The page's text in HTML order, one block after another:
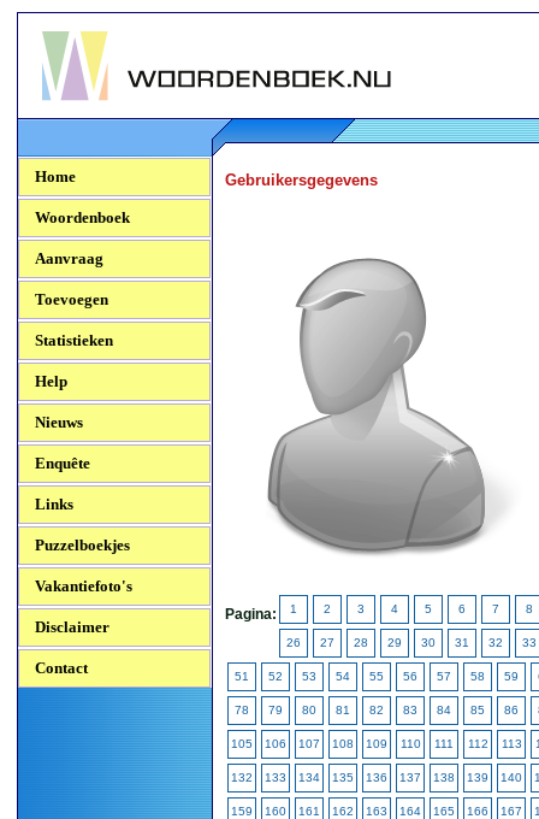
Woordenboek.NU
Home
Woordenboek
Aanvraag
Toevoegen
Statistieken
Help
Nieuws
Enquête
Links
Puzzelboekjes
Vakantiefoto's
Disclaimer
Contact
Gebruikersgegevens
Pagina: 1 2 3 4 5 6 7 8
26 27 28 29 30 31 32 33
51 52 53 54 55 56 57 58 59
78 79 80 81 82 83 84 85 86
105 106 107 108 109 110 111 112 113
132 133 134 135 136 137 138 139 140
159 160 161 162 163 164 165 166 167